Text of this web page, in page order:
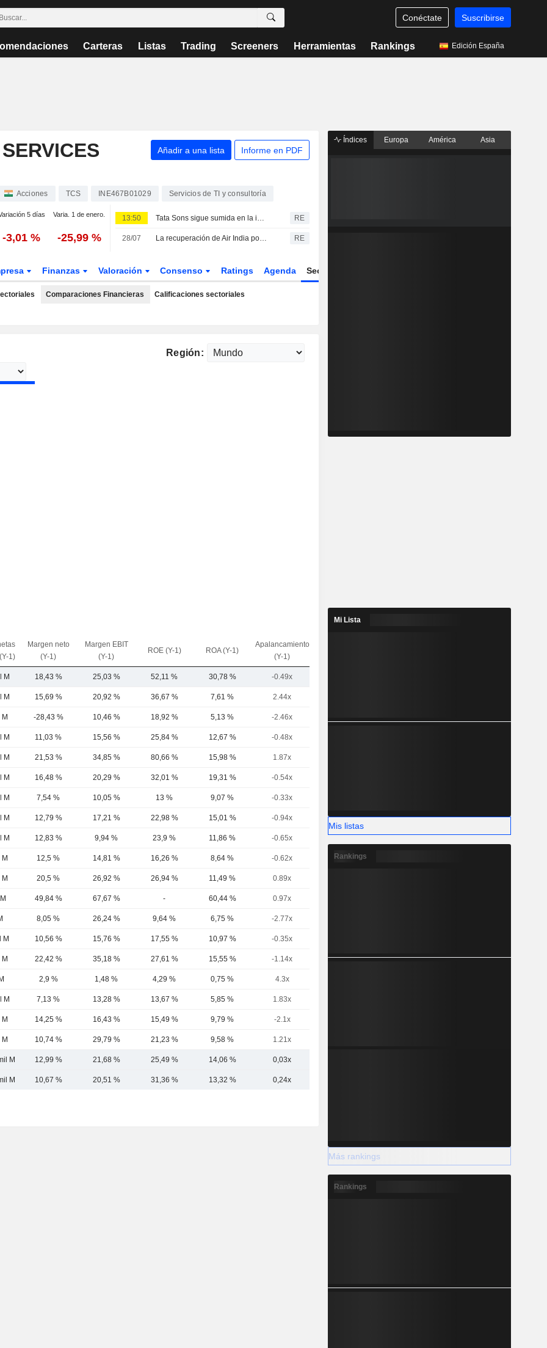
Conéctate Suscribirse
Carteras Listas Trading Screeners Herramientas Rankings Edición España
Añadir a una lista Informe en PDF
Acciones TCS INE467B01029 Servicios de TI y consultoría
5 días Varia. 1 de enero.
-3,01 % -25,99 %
13:50 Tata Sons sigue sumida en la incertidumbre sobre su salida a Bolsa tras la clasificación del Banco de la Reserva de la India RE
28/07 La recuperación de Air India podría demorarse hasta una década, según el grupo propietario Tata Sons RE
Finanzas Valoración Consenso Ratings Agenda Sector
Comparaciones Financieras Calificaciones sectoriales
Región:
(Y-1)
Margen neto
(Y-1)
Margen EBIT
(Y-1)
ROE (Y-1) ROA (Y-1)
Apalancamiento
(Y-1)
M 18,43 % 25,03 % 52,11 % 30,78 % -0.49x
M 15,69 % 20,92 % 36,67 % 7,61 % 2.44x
-28,43 % 10,46 % 18,92 % 5,13 % -2.46x
M 11,03 % 15,56 % 25,84 % 12,67 % -0.48x
M 21,53 % 34,85 % 80,66 % 15,98 % 1.87x
M 16,48 % 20,29 % 32,01 % 19,31 % -0.54x
M 7,54 % 10,05 % 13 % 9,07 % -0.33x
M 12,79 % 17,21 % 22,98 % 15,01 % -0.94x
M 12,83 % 9,94 % 23,9 % 11,86 % -0.65x
12,5 % 14,81 % 16,26 % 8,64 % -0.62x
20,5 % 26,92 % 26,94 % 11,49 % 0.89x
49,84 % 67,67 % - 60,44 % 0.97x
8,05 % 26,24 % 9,64 % 6,75 % -2.77x
M 10,56 % 15,76 % 17,55 % 10,97 % -0.35x
22,42 % 35,18 % 27,61 % 15,55 % -1.14x
2,9 % 1,48 % 4,29 % 0,75 % 4.3x
M 7,13 % 13,28 % 13,67 % 5,85 % 1.83x
14,25 % 16,43 % 15,49 % 9,79 % -2.1x
10,74 % 29,79 % 21,23 % 9,58 % 1.21x
M 12,99 % 21,68 % 25,49 % 14,06 % 0,03x
M 10,67 % 20,51 % 31,36 % 13,32 % 0,24x
Índices Europa América Asia
Mi Lista
Mis listas
Rankings
Más rankings
Rankings